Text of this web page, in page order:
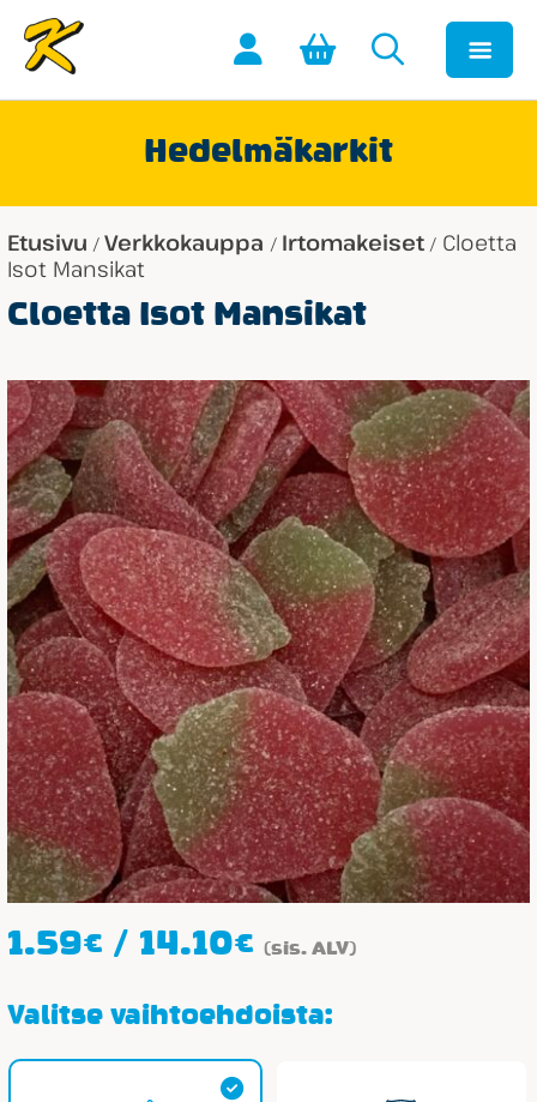
Hedelmäkarkit
Etusivu / Verkkokauppa / Irtomakeiset / Cloetta
Isot Mansikat
Cloetta Isot Mansikat
1.59€ / 14.10€Hintaluokka:
-
14.10€
(sis. ALV)
Valitse vaihtoehdoista: